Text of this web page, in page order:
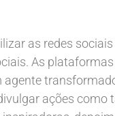
as redes
As
ações